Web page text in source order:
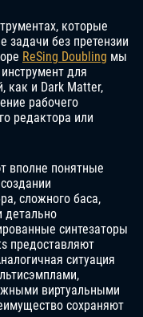
которые
задачи без претензии
ReSing Doubling мы
для
как и Dark Matter,
рабочего
редактора или
вполне понятные
сложного баса,
детально
синтезаторы
предоставляют
ситуация
виртуальными
сохраняют